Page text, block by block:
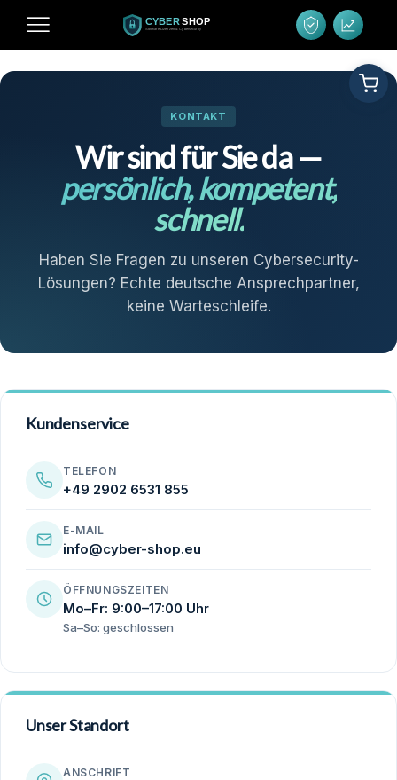
KONTAKT
Wir sind für Sie da —
persönlich, kompetent,
schnell.
Haben Sie Fragen zu unseren Cybersecurity-
Lösungen? Echte deutsche Ansprechpartner,
keine Warteschleife.
Kundenservice
TELEFON
+49 2902 6531 855
E-MAIL
info@cyber-shop.eu
ÖFFNUNGSZEITEN
Mo–Fr: 9:00–17:00 Uhr
Sa–So: geschlossen
Unser Standort
ANSCHRIFT